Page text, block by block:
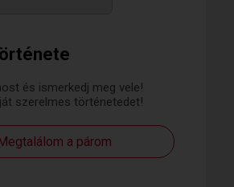
és ismerkedj meg vele!
szerelmes történetedet!
a párom